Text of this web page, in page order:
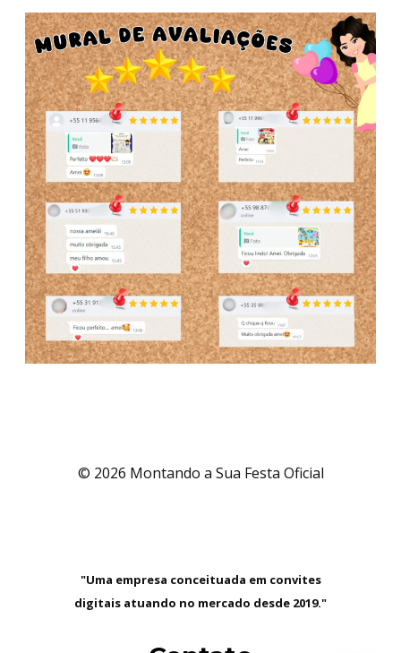
© 2026 Montando a Sua Festa Oficial
"Uma empresa conceituada em convites
digitais atuando no mercado desde 2019."